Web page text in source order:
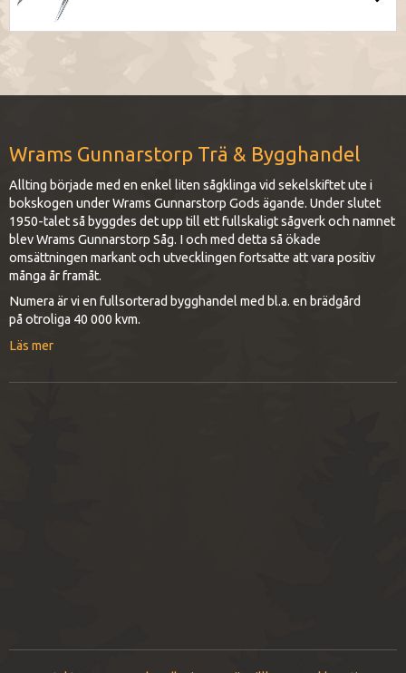
Wrams Gunnarstorp Trä & Bygghandel
Allting började med en enkel liten sågklinga vid sekelskiftet ute i
bokskogen under Wrams Gunnarstorp Gods ägande. Under slutet
1950-talet så byggdes det upp till ett fullskaligt sågverk och namnet
blev Wrams Gunnarstorp Såg. I och med detta så ökade
omsättningen markant och utvecklingen fortsatte att vara positiv
många år framåt.
Numera är vi en fullsorterad bygghandel med bl.a. en brädgård
på otroliga 40 000 kvm.
Läs mer